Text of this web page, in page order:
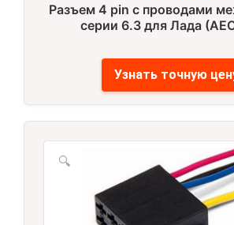
Разъем 4 pin с проводами
серии 6.3 для Лада
Узнать точную
🔍